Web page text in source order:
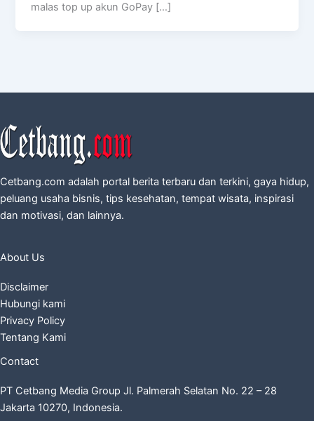
malas top up akun GoPay […]
Cetbang.com adalah portal berita terbaru dan terkini, gaya hidup,
peluang usaha bisnis, tips kesehatan, tempat wisata, inspirasi
dan motivasi, dan lainnya.
About Us
Disclaimer
Hubungi kami
Privacy Policy
Tentang Kami
Contact
PT Cetbang Media Group Jl. Palmerah Selatan No. 22 – 28
Jakarta 10270, Indonesia.